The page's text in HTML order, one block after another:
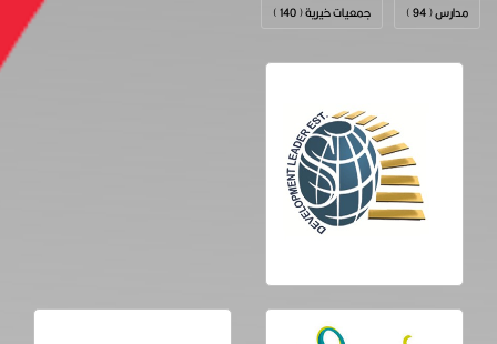
مدارس ( 94 )
جمعيات خيرية ( 140 )